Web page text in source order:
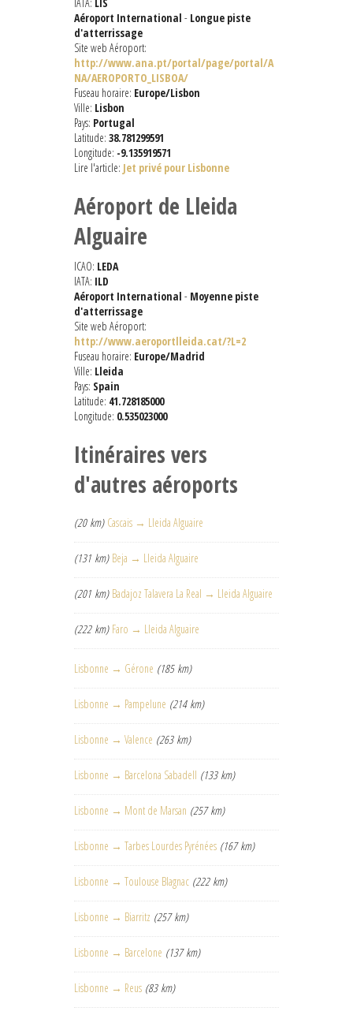
IATA: LIS
Aéroport International - Longue piste
d'atterrissage
Site web Aéroport:
http://www.ana.pt/portal/page/portal/A
NA/AEROPORTO_LISBOA/
Fuseau horaire: Europe/Lisbon
Ville: Lisbon
Pays: Portugal
Latitude: 38.781299591
Longitude: -9.135919571
Lire l'article: Jet privé pour Lisbonne
Aéroport de Lleida
Alguaire
ICAO: LEDA
IATA: ILD
Aéroport International - Moyenne piste
d'atterrissage
Site web Aéroport:
http://www.aeroportlleida.cat/?L=2
Fuseau horaire: Europe/Madrid
Ville: Lleida
Pays: Spain
Latitude: 41.728185000
Longitude: 0.535023000
Itinéraires vers
d'autres aéroports
(20 km) Cascais → Lleida Alguaire
(131 km) Beja → Lleida Alguaire
(201 km) Badajoz Talavera La Real → Lleida Alguaire
(222 km) Faro → Lleida Alguaire
Lisbonne → Gérone (185 km)
Lisbonne → Pampelune (214 km)
Lisbonne → Valence (263 km)
Lisbonne → Barcelona Sabadell (133 km)
Lisbonne → Mont de Marsan (257 km)
Lisbonne → Tarbes Lourdes Pyrénées (167 km)
Lisbonne → Toulouse Blagnac (222 km)
Lisbonne → Biarritz (257 km)
Lisbonne → Barcelone (137 km)
Lisbonne → Reus (83 km)